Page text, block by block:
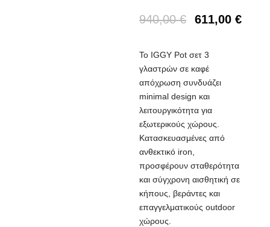
940,00€ 611,00€
Το IGGY Pot σετ 3
γλαστρών σε καφέ
απόχρωση συνδυάζει
minimal design και
λειτουργικότητα για
εξωτερικούς χώρους.
Κατασκευασμένες από
ανθεκτικό iron,
προσφέρουν σταθερότητα
και σύγχρονη αισθητική σε
κήπους, βεράντες και
επαγγελματικούς outdoor
χώρους.